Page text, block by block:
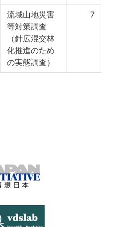
流域山地災害
等対策調査
（針広混交林
化推進のため
の実態調査）
7